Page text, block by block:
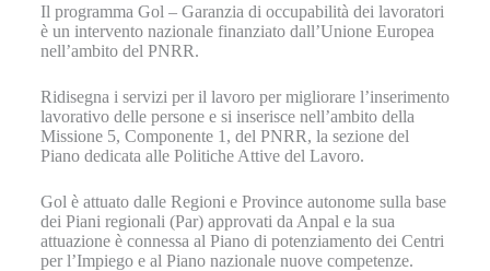
Il programma Gol – Garanzia di occupabilità dei lavoratori
è un intervento nazionale finanziato dall’Unione Europea
nell’ambito del PNRR.
Ridisegna i servizi per il lavoro per migliorare l’inserimento
lavorativo delle persone e si inserisce nell’ambito della
Missione 5, Componente 1, del PNRR, la sezione del
Piano dedicata alle Politiche Attive del Lavoro.
Gol è attuato dalle Regioni e Province autonome sulla base
dei Piani regionali (Par) approvati da Anpal e la sua
attuazione è connessa al Piano di potenziamento dei Centri
per l’Impiego e al Piano nazionale nuove competenze.